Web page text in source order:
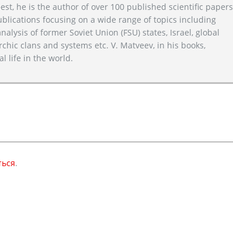
he is the author of over 100 published scientific papers
focusing on a wide range of topics including
of former Soviet Union (FSU) states, Israel, global
clans and systems etc. V. Matveev, in his books,
life in the world.
.